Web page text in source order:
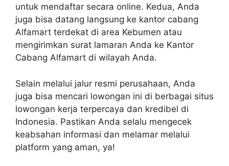
untuk mendaftar secara online. Kedua, Anda
juga bisa datang langsung ke kantor cabang
Alfamart terdekat di area Kebumen atau
mengirimkan surat lamaran Anda ke Kantor
Cabang Alfamart di wilayah Anda.
Selain melalui jalur resmi perusahaan, Anda
juga bisa mencari lowongan ini di berbagai situs
lowongan kerja terpercaya dan kredibel di
Indonesia. Pastikan Anda selalu mengecek
keabsahan informasi dan melamar melalui
platform yang aman, ya!